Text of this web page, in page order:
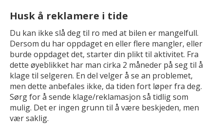
Husk å reklamere i tide
Du kan ikke slå deg til ro med at bilen er mangelfull.
Dersom du har oppdaget en eller flere mangler, eller
burde oppdaget det, starter din plikt til aktivitet. Fra
dette øyeblikket har man cirka 2 måneder på seg til å
klage til selgeren. En del velger å se an problemet,
men dette anbefales ikke, da tiden fort løper fra deg.
Sørg for å sende klage/reklamasjon så tidlig som
mulig. Det er ingen grunn til å være beskjeden, men
vær saklig.